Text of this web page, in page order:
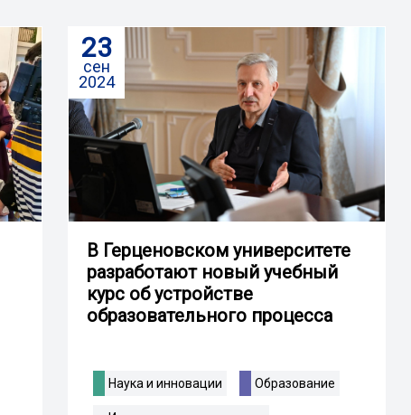
23
сен
2024
В Герценовском университете
разработают новый учебный
курс об устройстве
образовательного процесса
Наука и инновации Образование